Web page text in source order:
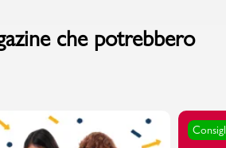
che potrebbero